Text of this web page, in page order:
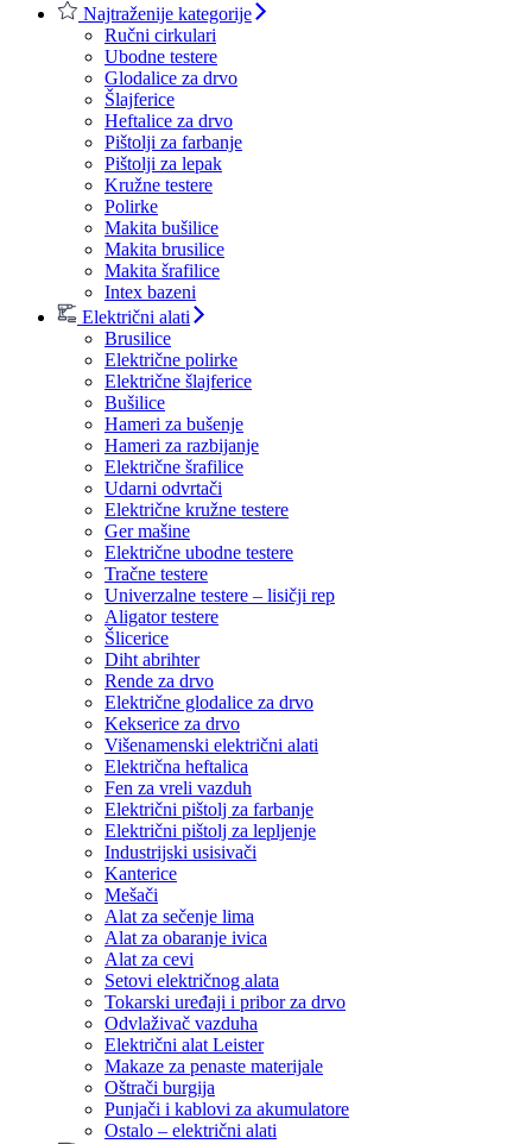
Najtraženije kategorije
Ručni cirkulari
Ubodne testere
Glodalice za drvo
Šlajferice
Heftalice za drvo
Pištolji za farbanje
Pištolji za lepak
Kružne testere
Polirke
Makita bušilice
Makita brusilice
Makita šrafilice
Intex bazeni
Električni alati
Brusilice
Električne polirke
Električne šlajferice
Bušilice
Hameri za bušenje
Hameri za razbijanje
Električne šrafilice
Udarni odvrtači
Električne kružne testere
Ger mašine
Električne ubodne testere
Tračne testere
Univerzalne testere – lisičji rep
Aligator testere
Šlicerice
Diht abrihter
Rende za drvo
Električne glodalice za drvo
Kekserice za drvo
Višenamenski električni alati
Električna heftalica
Fen za vreli vazduh
Električni pištolj za farbanje
Električni pištolj za lepljenje
Industrijski usisivači
Kanterice
Mešači
Alat za sečenje lima
Alat za obaranje ivica
Alat za cevi
Setovi električnog alata
Tokarski uređaji i pribor za drvo
Odvlaživač vazduha
Električni alat Leister
Makaze za penaste materijale
Oštrači burgija
Punjači i kablovi za akumulatore
Ostalo – električni alati